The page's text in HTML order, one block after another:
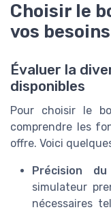
Choisir le
vos besoins
Évaluer la
disponibles
Pour choisir le
comprendre les
offre. Voici
Précision
simulateur
nécessaires